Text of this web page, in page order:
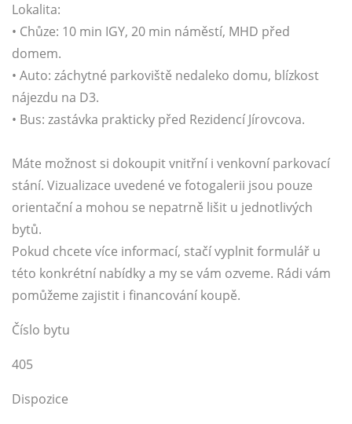
Lokalita:
• Chůze: 10 min IGY, 20 min náměstí, MHD před
domem.
• Auto: záchytné parkoviště nedaleko domu, blízkost
nájezdu na D3.
• Bus: zastávka prakticky před Rezidencí Jírovcova.
Máte možnost si dokoupit vnitřní i venkovní parkovací
stání. Vizualizace uvedené ve fotogalerii jsou pouze
orientační a mohou se nepatrně lišit u jednotlivých
bytů.
Pokud chcete více informací, stačí vyplnit formulář u
této konkrétní nabídky a my se vám ozveme. Rádi vám
pomůžeme zajistit i financování koupě.
Číslo bytu
405
Dispozice